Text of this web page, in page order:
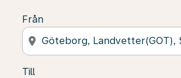
Från
location_on
Till